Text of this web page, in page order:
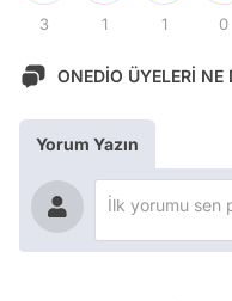
3 1 1 0
ONEDİO ÜYELERİ NE
Yorum Yazın